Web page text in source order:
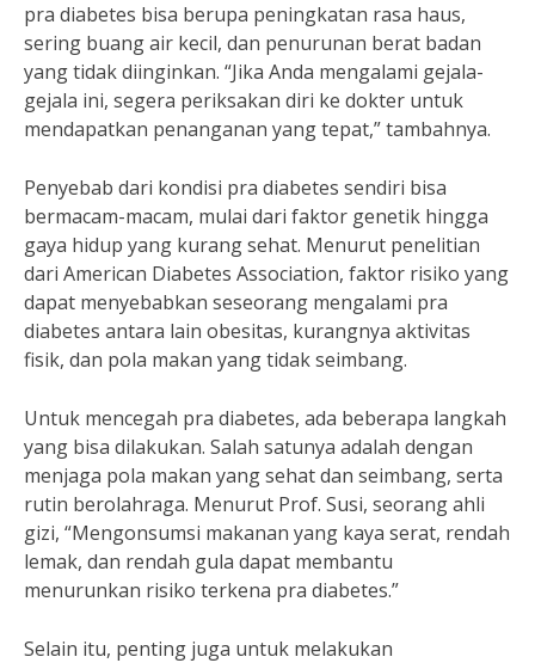
pra diabetes bisa berupa peningkatan rasa haus,
sering buang air kecil, dan penurunan berat badan
yang tidak diinginkan. “Jika Anda mengalami gejala-
gejala ini, segera periksakan diri ke dokter untuk
mendapatkan penanganan yang tepat,” tambahnya.
Penyebab dari kondisi pra diabetes sendiri bisa
bermacam-macam, mulai dari faktor genetik hingga
gaya hidup yang kurang sehat. Menurut penelitian
dari American Diabetes Association, faktor risiko yang
dapat menyebabkan seseorang mengalami pra
diabetes antara lain obesitas, kurangnya aktivitas
fisik, dan pola makan yang tidak seimbang.
Untuk mencegah pra diabetes, ada beberapa langkah
yang bisa dilakukan. Salah satunya adalah dengan
menjaga pola makan yang sehat dan seimbang, serta
rutin berolahraga. Menurut Prof. Susi, seorang ahli
gizi, “Mengonsumsi makanan yang kaya serat, rendah
lemak, dan rendah gula dapat membantu
menurunkan risiko terkena pra diabetes.”
Selain itu, penting juga untuk melakukan